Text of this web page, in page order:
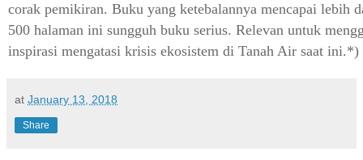
corak pemikiran. Buku yang ketebalannya mencapai lebih
500 halaman ini sungguh buku serius. Relevan untuk
inspirasi mengatasi krisis ekosistem di Tanah Air saat ini.*)
at January 13, 2018
Share